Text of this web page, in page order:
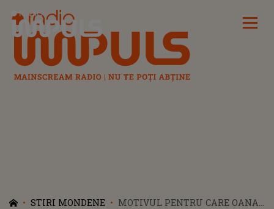
Radio Impuls
STIRI MONDENE
MOTIVUL PENTRU CARE OANA